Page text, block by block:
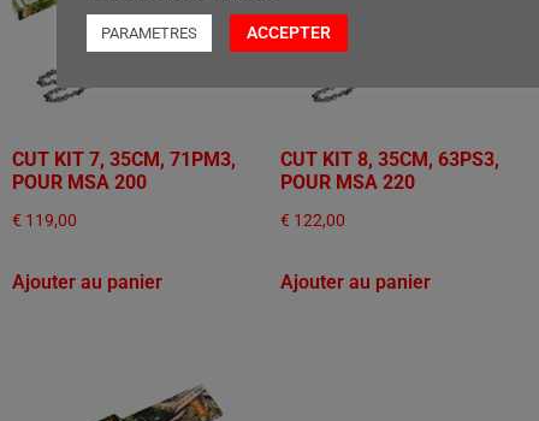
CUT KIT 7, 35CM, 71PM3,
POUR MSA 200
€ 119,00
Ajouter au panier
CUT KIT 8, 35CM, 63PS3,
POUR MSA 220
€ 122,00
Ajouter au panier
PARAMETRES ACCEPTER